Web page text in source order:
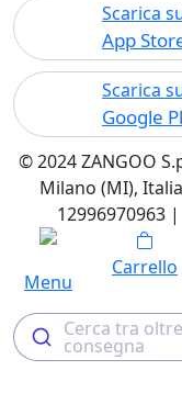
Scarica
App
Scarica
Google
© 2024 ZANGOO
Milano (MI),
12996970963
Menu
Carrello
Cerca tra
consegna